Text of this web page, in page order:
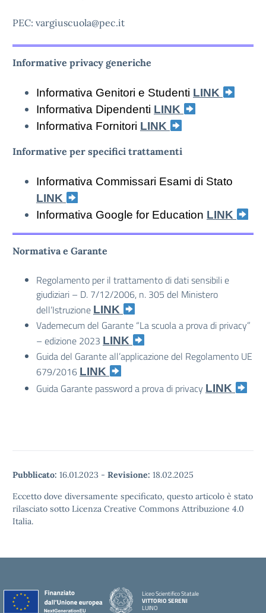
PEC: vargiuscuola@pec.it
Informative privacy generiche
Informativa Genitori e Studenti LINK
Informativa Dipendenti LINK
Informativa Fornitori LINK
Informative per specifici trattamenti
Informativa Commissari Esami di Stato
LINK
Informativa Google for Education LINK
Normativa e Garante
Regolamento per il trattamento di dati sensibili e
giudiziari – D. 7/12/2006, n. 305 del Ministero
dell’Istruzione LINK
Vademecum del Garante “La scuola a prova di privacy”
– edizione 2023 LINK
Guida del Garante all’applicazione del Regolamento UE
679/2016 LINK
Guida Garante password a prova di privacy LINK
Pubblicato: 16.01.2023 - Revisione: 18.02.2025
Eccetto dove diversamente specificato, questo articolo è stato
rilasciato sotto Licenza Creative Commons Attribuzione 4.0
Italia.
Liceo Scientifico Statale
VITTORIO SERENI
LUINO